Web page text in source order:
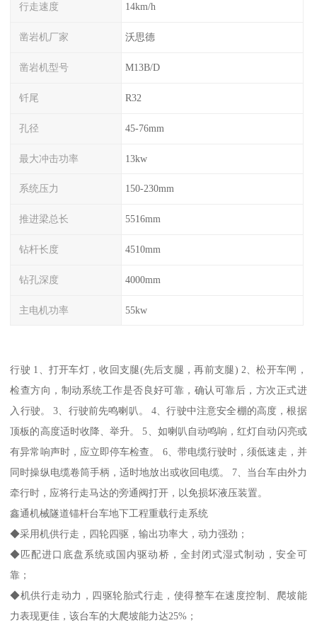
行走速度 14km/h
凿岩机厂家 沃思德
凿岩机型号 M13B/D
钎尾 R32
孔径 45-76mm
最大冲击功率 13kw
系统压力 150-230mm
推进梁总长 5516mm
钻杆长度 4510mm
钻孔深度 4000mm
主电机功率 55kw
行驶 1、打开车灯，收回支腿(先后支腿，再前支腿) 2、松开车闸，
检查方向，制动系统工作是否良好可靠，确认可靠后，方次正式进
入行驶。 3、行驶前先鸣喇叭。 4、行驶中注意安全棚的高度，根据
顶板的高度适时收降、举升。 5、如喇叭自动鸣响，红灯自动闪亮或
有异常响声时，应立即停车检查。 6、带电缆行驶时，须低速走，并
同时操纵电缆卷筒手柄，适时地放出或收回电缆。 7、当台车由外力
牵行时，应将行走马达的旁通阀打开，以免损坏液压装置。
鑫通机械隧道锚杆台车地下工程重载行走系统
◆采用机供行走，四轮四驱，输出功率大，动力强劲；
◆匹配进口底盘系统或国内驱动桥，全封闭式湿式制动，安全可
靠；
◆机供行走动力，四驱轮胎式行走，使得整车在速度控制、爬坡能
力表现更佳，该台车的大爬坡能力达25%；